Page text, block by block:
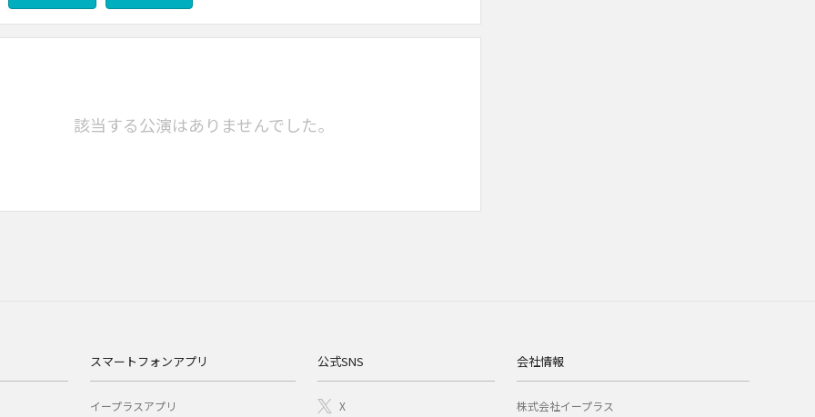
該当する公演はありませんでした。
スマートフォンアプリ
イープラスアプリ
公式SNS
X
会社情報
株式会社イープラス